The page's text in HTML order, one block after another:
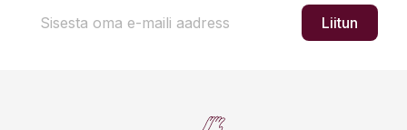
Liitun